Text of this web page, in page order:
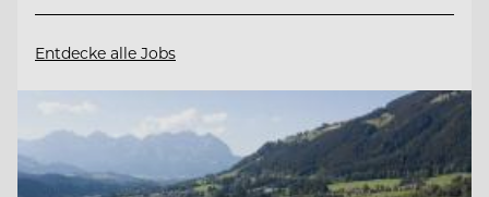
Entdecke alle Jobs